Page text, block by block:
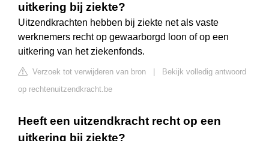
uitkering bij ziekte?
Uitzendkrachten hebben bij ziekte net als vaste
werknemers recht op gewaarborgd loon of op een
uitkering van het ziekenfonds.
Verzoek tot verwijderen van bron
Bekijk volledig antwoord
op rechtenuitzendkracht.be
Heeft een uitzendkracht recht op een
uitkering bij ziekte?